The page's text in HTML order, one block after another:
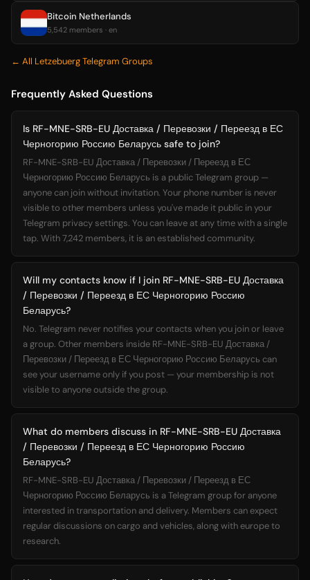
Bitcoin Netherlands
5,542 members · en
← All Letzebuerg Telegram Groups
Frequently Asked Questions
Is RF-MNE-SRB-EU Доставка / Перевозки / Переезд в ЕС
Черногорию Россию Беларусь safe to join?
RF-MNE-SRB-EU Доставка / Перевозки / Переезд в ЕС
Черногорию Россию Беларусь is a public Telegram group —
anyone can join without invitation. Your phone number is never
visible to other members unless you've made it public in your
Telegram privacy settings. You can leave at any time with a single
tap. With 7,242 members, it is an established community.
Will my contacts know if I join RF-MNE-SRB-EU Доставка
/ Перевозки / Переезд в ЕС Черногорию Россию
Беларусь?
No. Telegram never notifies your contacts when you join or leave
a group. Other members inside RF-MNE-SRB-EU Доставка /
Перевозки / Переезд в ЕС Черногорию Россию Беларусь can
see your username only if you post — your membership is not
visible to anyone outside the group.
What do members discuss in RF-MNE-SRB-EU Доставка
/ Перевозки / Переезд в ЕС Черногорию Россию
Беларусь?
RF-MNE-SRB-EU Доставка / Перевозки / Переезд в ЕС
Черногорию Россию Беларусь is a Telegram group for anyone
interested in transportation and delivery. Members can expect
regular discussions on cargo and vehicles, along with europe to
research.